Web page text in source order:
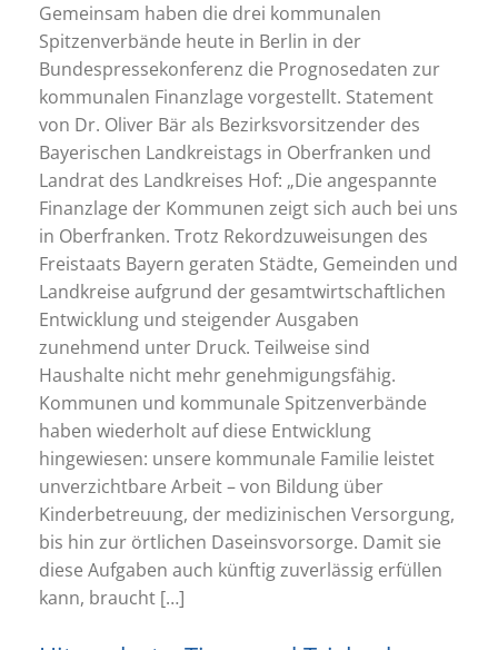
Gemeinsam haben die drei kommunalen
Spitzenverbände heute in Berlin in der
Bundespressekonferenz die Prognosedaten zur
kommunalen Finanzlage vorgestellt. Statement
von Dr. Oliver Bär als Bezirksvorsitzender des
Bayerischen Landkreistags in Oberfranken und
Landrat des Landkreises Hof: „Die angespannte
Finanzlage der Kommunen zeigt sich auch bei uns
in Oberfranken. Trotz Rekordzuweisungen des
Freistaats Bayern geraten Städte, Gemeinden und
Landkreise aufgrund der gesamtwirtschaftlichen
Entwicklung und steigender Ausgaben
zunehmend unter Druck. Teilweise sind
Haushalte nicht mehr genehmigungsfähig.
Kommunen und kommunale Spitzenverbände
haben wiederholt auf diese Entwicklung
hingewiesen: unsere kommunale Familie leistet
unverzichtbare Arbeit – von Bildung über
Kinderbetreuung, der medizinischen Versorgung,
bis hin zur örtlichen Daseinsvorsorge. Damit sie
diese Aufgaben auch künftig zuverlässig erfüllen
kann, braucht […]